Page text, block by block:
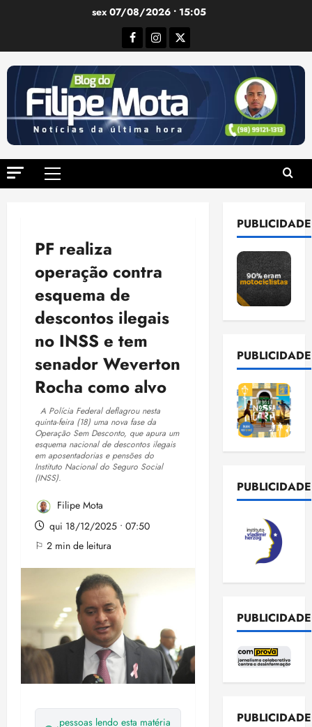
sex 07/08/2026 • 15:05
Facebook
Instagram
Twitter
Menu
PF realiza
operação contra
esquema de
descontos ilegais
no INSS e tem
senador Weverton
Rocha como alvo
A Polícia Federal deflagrou nesta
quinta-feira (18) uma nova fase da
Operação Sem Desconto, que apura um
esquema nacional de descontos ilegais
em aposentadorias e pensões do
Instituto Nacional do Seguro Social
(INSS).
Filipe Mota
qui 18/12/2025 • 07:50
⚐ 2 min de leitura
pessoas lendo esta matéria
PUBLICIDADE
PUBLICIDADE
PUBLICIDADE
PUBLICIDADE
PUBLICIDADE